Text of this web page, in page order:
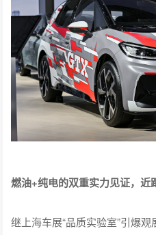
燃油+纯电的双重实力见证，近
继上海车展“品质实验室”引爆